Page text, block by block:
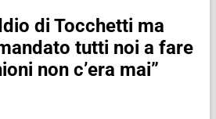
di Tocchetti ma
tutti noi a fare
non c’era mai”